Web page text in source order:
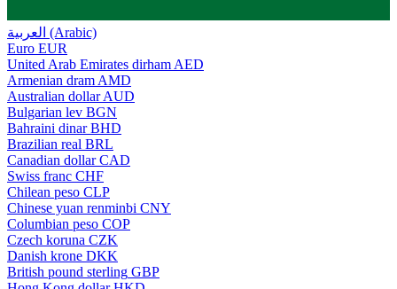
العربية (Arabic)
Euro EUR
United Arab Emirates dirham AED
Armenian dram AMD
Australian dollar AUD
Bulgarian lev BGN
Bahraini dinar BHD
Brazilian real BRL
Canadian dollar CAD
Swiss franc CHF
Chilean peso CLP
Chinese yuan renminbi CNY
Columbian peso COP
Czech koruna CZK
Danish krone DKK
British pound sterling GBP